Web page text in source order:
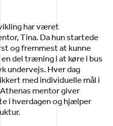
har været
Tina. Da hun startede
og fremmest at kunne
del træning i at køre i bus
undervejs. Hver dag
med individuelle mål i
mentor giver
i hverdagen og hjælper